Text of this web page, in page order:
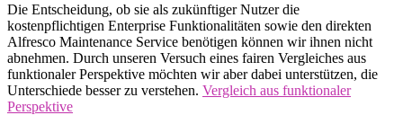
Die Entscheidung, ob sie als zukünftiger Nutzer die
kostenpflichtigen Enterprise Funktionalitäten sowie den direkten
Alfresco Maintenance Service benötigen können wir ihnen nicht
abnehmen. Durch unseren Versuch eines fairen Vergleiches aus
funktionaler Perspektive möchten wir aber dabei unterstützen, die
Unterschiede besser zu verstehen. Vergleich aus funktionaler
Perspektive